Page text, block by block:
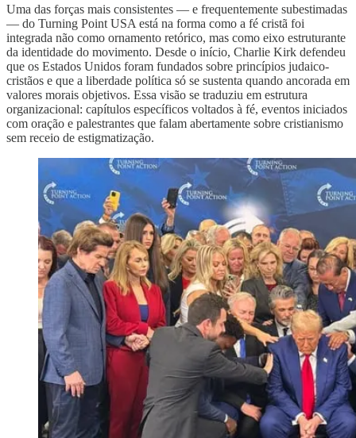
Uma das forças mais consistentes — e frequentemente subestimadas
— do Turning Point USA está na forma como a fé cristã foi
integrada não como ornamento retórico, mas como eixo estruturante
da identidade do movimento. Desde o início, Charlie Kirk defendeu
que os Estados Unidos foram fundados sobre princípios judaico-
cristãos e que a liberdade política só se sustenta quando ancorada em
valores morais objetivos. Essa visão se traduziu em estrutura
organizacional: capítulos específicos voltados à fé, eventos iniciados
com oração e palestrantes que falam abertamente sobre cristianismo
sem receio de estigmatização.